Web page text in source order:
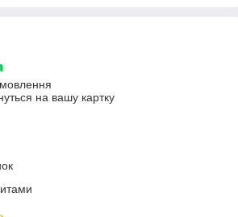
на вашу картку